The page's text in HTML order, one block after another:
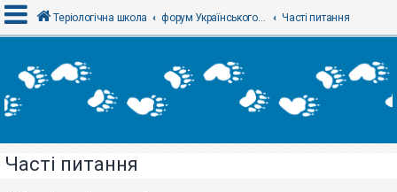
х
і
Р
Теріологічна школа форум Українського теріологічного товариства Часті питання
Часті питання